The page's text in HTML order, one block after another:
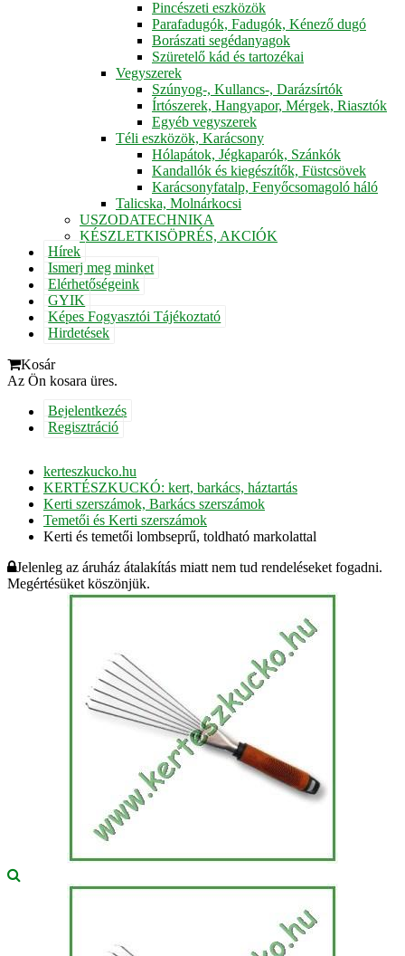
Pincészeti eszközök
Parafadugók, Fadugók, Kénező dugó
Borászati segédanyagok
Szüretelő kád és tartozékai
Vegyszerek
Szúnyog-, Kullancs-, Darázsírtók
Írtószerek, Hangyapor, Mérgek, Riasztók
Egyéb vegyszerek
Téli eszközök, Karácsony
Hólapátok, Jégkaparók, Szánkók
Kandallók és kiegészítők, Füstcsövek
Karácsonyfatalp, Fenyőcsomagoló háló
Talicska, Molnárkocsi
USZODATECHNIKA
KÉSZLETKISÖPRÉS, AKCIÓK
Hírek
Ismerj meg minket
Elérhetőségeink
GYIK
Képes Fogyasztói Tájékoztató
Hirdetések
Kosár
Az Ön kosara üres.
Bejelentkezés
Regisztráció
kerteszkucko.hu
KERTÉSZKUCKÓ: kert, barkács, háztartás
Kerti szerszámok, Barkács szerszámok
Temetői és Kerti szerszámok
Kerti és temetői lombseprű, toldható markolattal
Jelenleg az áruház átalakítás miatt nem tud rendeléseket fogadni.
Megértésüket köszönjük.